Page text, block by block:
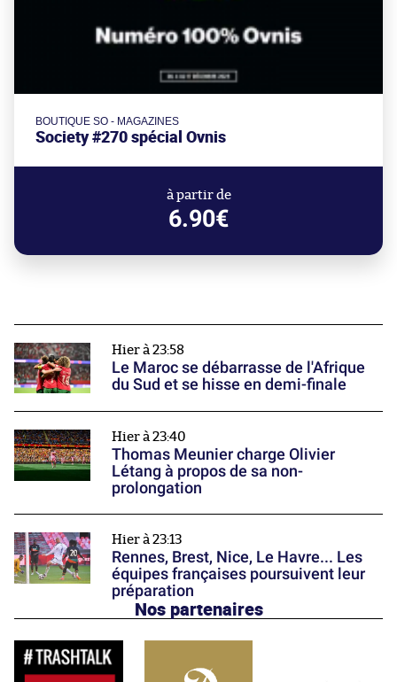
BOUTIQUE SO - MAGAZINES
Society #270 spécial Ovnis
à partir de
6.90€
Hier à 23:58
Le Maroc se débarrasse de l'Afrique
du Sud et se hisse en demi-finale
Hier à 23:40
Thomas Meunier charge Olivier
Létang à propos de sa non-
prolongation
Hier à 23:13
Rennes, Brest, Nice, Le Havre... Les
équipes françaises poursuivent leur
préparation
Nos partenaires